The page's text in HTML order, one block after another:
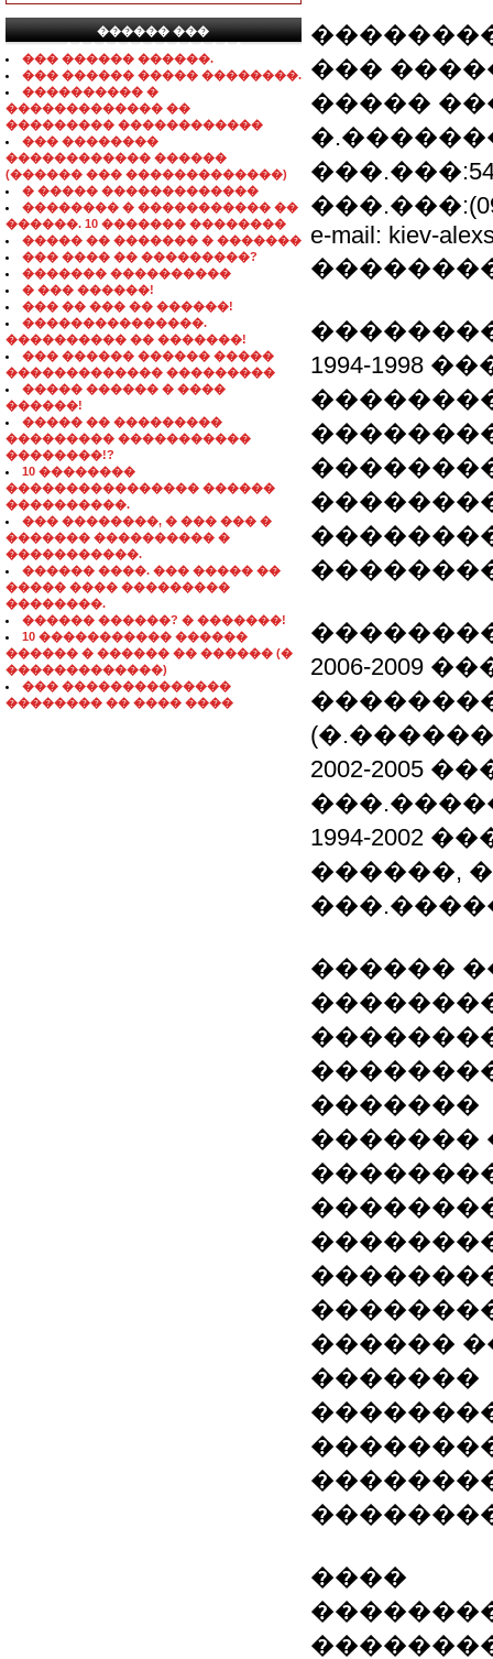
������ ���
���������������
��� ������ ������.
��� ������ ����� ��������.
���������� �
������������� ��
��������� ������������
��� ��������
������������ ������
(������ ��� �������������)
� ����� �������������
�������� � ����������� ��
������. 10 ������� ��������
����� �� ������� � �������
��� ���� �� ���������?
������� ����������
� ��� ������!
��� �� ��� �� ������!
���������������.
���������� �� �������!
��� ������ ������ �����
������������� ���������
����� ������ � ����
������!
����� �� ���������
��������� �����������
��������!?
10 ��������
���������������� ������
����������.
��� ��������, � ��� ��� �
������� ���������� �
�����������.
������ ����. ��� ����� ��
����� ���� ���������
��������.
������ ������? � �������!
10 ����������� ������
������ � ������ �� ������ (�
�������������)
��� ��������������
�������� �� ���� ����
���
�����
e-mail: kiev-
1994-1998
2006-2009
2002-2005
1994-2002
������,
������
�������
�������
������
�������
����